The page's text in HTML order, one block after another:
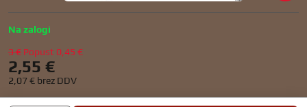
Na zalogi
3 € Popust 0,45 €
2,55 €
2,07 € brez DDV